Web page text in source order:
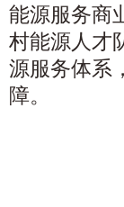
能源服务商
村能源人才
源服务体系
障。